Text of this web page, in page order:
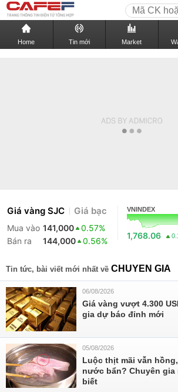
Home Tin mới Market
Giá vàng SJC Giá bạc
Mua vào 141,000
0.57%
Bán ra
144,000 0.56%
VNINDEX
1,768.06
Tin tức, bài viết mới nhất về CHUYEN GIA
06/08/2026
Giá vàng vượt 4.300
gia dự báo đỉnh mới
05/08/2026
Luộc thịt mãi vẫn
nước bẩn? Chuyên
biết